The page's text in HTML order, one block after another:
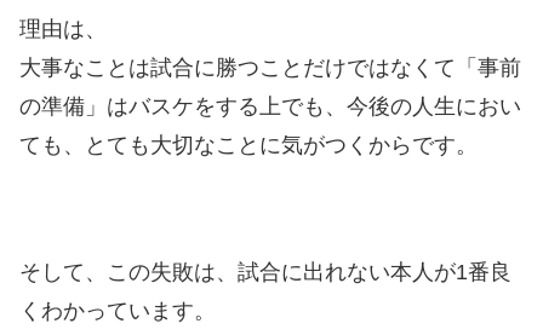
理由は、
大事なことは試合に勝つことだけではなくて 「事前
の準備」はバスケをする上でも、 今後の人生におい
ても、
とても大切なことに気がつくからです。
そして、この失敗は、試合に出れない本人が1番良
くわかっています。